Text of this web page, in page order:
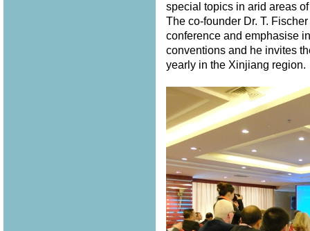
special topics in arid areas
The co-founder Dr. T.
conference and emphasise
conventions and he invites
yearly in the Xinjiang